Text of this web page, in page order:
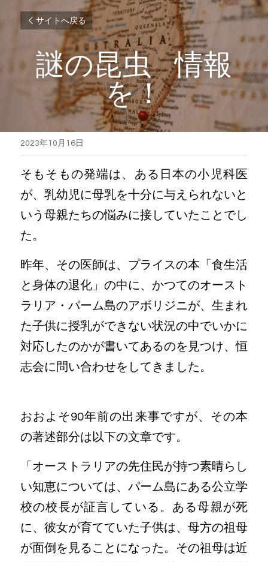
サイトへ戻る
謎の昆虫   情報
を！
2023年10月16日
そもそもの発端は、ある日本の小児科医
が、乳幼児に母乳を十分に与えられないと
いう母親たちの悩みに接していたことでし
た。
昨年、その医師は、プライスの本「食生活
と身体の退化」の中に、かつてのオースト
ラリア・パーム島のアボリジニが、生まれ
た子供に授乳ができない状況の中でいかに
対応したのかが書いてあるのを見つけ、恒
志会に問い合わせをしてきました。
おおよそ90年前の出来事ですが、その本
の著述部分は以下の文章です。
「オーストラリアの先住民が持つ素晴らし
い知恵については、パーム島にある公立学
校の校長が証言している。ある母親が死
に、彼女が育てていた子供は、母方の祖母
が面倒を見ることになった。その祖母は近